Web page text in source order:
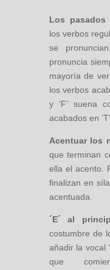
Los pasados
los verbos
se
pronuncia
mayoría de
los verbos
y ‘F’ suena
acabados en
Acentuar los
que terminan
ella el acento.
finalizan en
acentuada.
´E´ al
costumbre de
añadir la vocal
que